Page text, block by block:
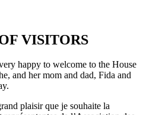
VISITORS
happy to welcome to the House
and her mom and dad, Fida and
plaisir que je souhaite la